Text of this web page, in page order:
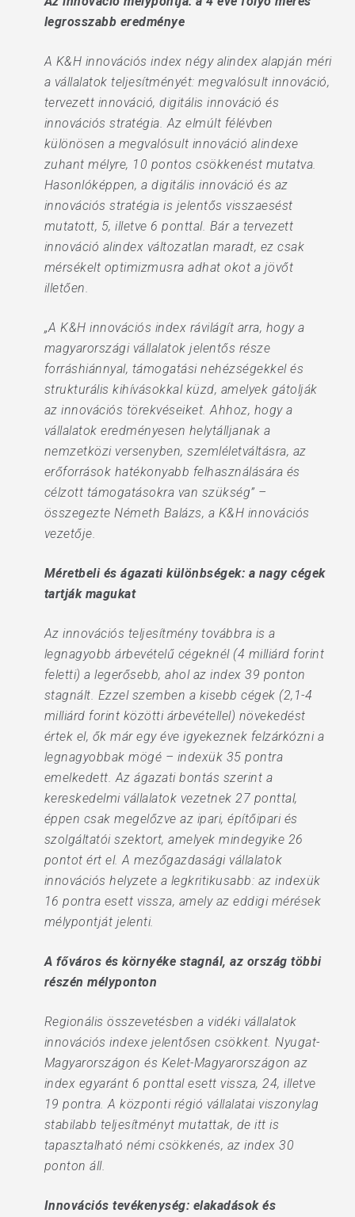
legrosszabb eredménye
A K&H innovációs index négy alindex alapján méri
a vállalatok teljesítményét: megvalósult innováció,
tervezett innováció, digitális innováció és
innovációs stratégia. Az elmúlt félévben
különösen a megvalósult innováció alindexe
zuhant mélyre, 10 pontos csökkenést mutatva.
Hasonlóképpen, a digitális innováció és az
innovációs stratégia is jelentős visszaesést
mutatott, 5, illetve 6 ponttal. Bár a tervezett
innováció alindex változatlan maradt, ez csak
mérsékelt optimizmusra adhat okot a jövőt
illetően.
„A K&H innovációs index rávilágít arra, hogy a
magyarországi vállalatok jelentős része
forráshiánnyal, támogatási nehézségekkel és
strukturális kihívásokkal küzd, amelyek gátolják
az innovációs törekvéseiket. Ahhoz, hogy a
vállalatok eredményesen helytálljanak a
nemzetközi versenyben, szemléletváltásra, az
erőforrások hatékonyabb felhasználására és
célzott támogatásokra van szükség” –
összegezte Németh Balázs, a K&H innovációs
vezetője.
Méretbeli és ágazati különbségek: a nagy cégek
tartják magukat
Az innovációs teljesítmény továbbra is a
legnagyobb árbevételű cégeknél (4 milliárd forint
feletti) a legerősebb, ahol az index 39 ponton
stagnált. Ezzel szemben a kisebb cégek (2,1-4
milliárd forint közötti árbevétellel) növekedést
értek el, ők már egy éve igyekeznek felzárkózni a
legnagyobbak mögé – indexük 35 pontra
emelkedett. Az ágazati bontás szerint a
kereskedelmi vállalatok vezetnek 27 ponttal,
éppen csak megelőzve az ipari, építőipari és
szolgáltatói szektort, amelyek mindegyike 26
pontot ért el. A mezőgazdasági vállalatok
innovációs helyzete a legkritikusabb: az indexük
16 pontra esett vissza, amely az eddigi mérések
mélypontját jelenti.
A főváros és környéke stagnál, az ország többi
részén mélyponton
Regionális összevetésben a vidéki vállalatok
innovációs indexe jelentősen csökkent. Nyugat-
Magyarországon és Kelet-Magyarországon az
index egyaránt 6 ponttal esett vissza, 24, illetve
19 pontra. A központi régió vállalatai viszonylag
stabilabb teljesítményt mutattak, de itt is
tapasztalható némi csökkenés, az index 30
ponton áll.
Innovációs tevékenység: elakadások és